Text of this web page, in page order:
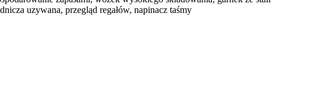
uzywana, przegląd regałów, napinacz taśmy